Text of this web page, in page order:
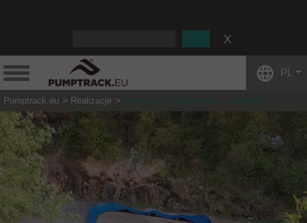
PL
Pumptrack.eu Realizacje Pumptrack Vaagsrinden - Norwegia